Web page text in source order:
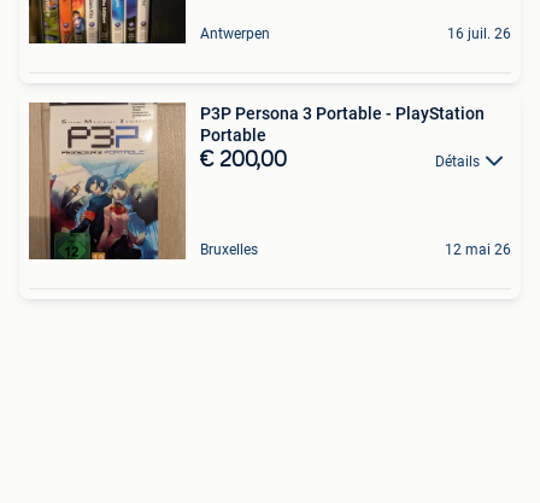
Antwerpen 16 juil. 26
P3P Persona 3 Portable - PlayStation
Portable
€ 200,00 Détails
Bruxelles 12 mai 26